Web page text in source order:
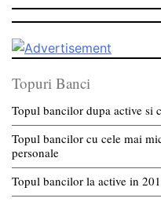
Topuri Banci
Topul bancilor dupa active si
Topul bancilor cu cele mai
personale
Topul bancilor la active in